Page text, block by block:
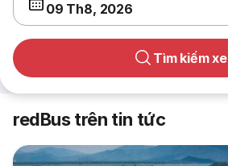
09 Th8, 2026
Tìm kiếm xe
redBus trên tin tức